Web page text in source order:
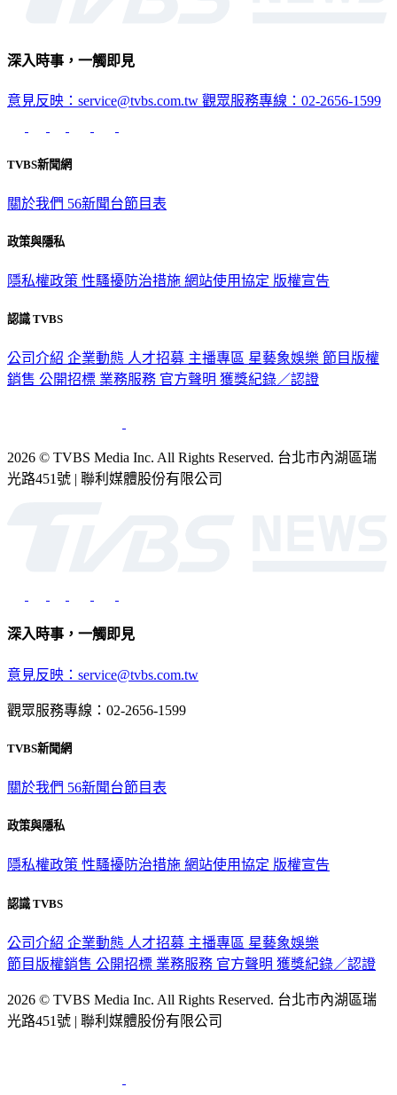
深入時事，一觸即見
意見反映：service@tvbs.com.tw 觀眾服務專線：02-2656-1599
TVBS新聞網
關於我們 56新聞台節目表
政策與隱私
隱私權政策 性騷擾防治措施 網站使用協定 版權宣告
認識 TVBS
公司介紹 企業動態 人才招募 主播專區 星藝象娛樂 節目版權
銷售 公開招標 業務服務 官方聲明 獲獎紀錄／認證
2026 © TVBS Media Inc. All Rights Reserved. 台北市內湖區瑞
光路451號 | 聯利媒體股份有限公司
深入時事，一觸即見
意見反映：service@tvbs.com.tw
觀眾服務專線：02-2656-1599
TVBS新聞網
關於我們 56新聞台節目表
政策與隱私
隱私權政策 性騷擾防治措施 網站使用協定 版權宣告
認識 TVBS
公司介紹 企業動態 人才招募 主播專區 星藝象娛樂
節目版權銷售 公開招標 業務服務 官方聲明 獲獎紀錄／認證
2026 © TVBS Media Inc. All Rights Reserved. 台北市內湖區瑞
光路451號 | 聯利媒體股份有限公司